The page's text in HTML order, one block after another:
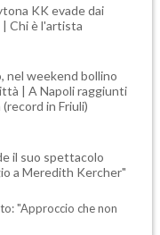
KK evade dai
Chi è l'artista
nel weekend bollino
| A Napoli raggiunti
in Friuli)
il suo spettacolo
a Meredith Kercher"
"Approccio che non